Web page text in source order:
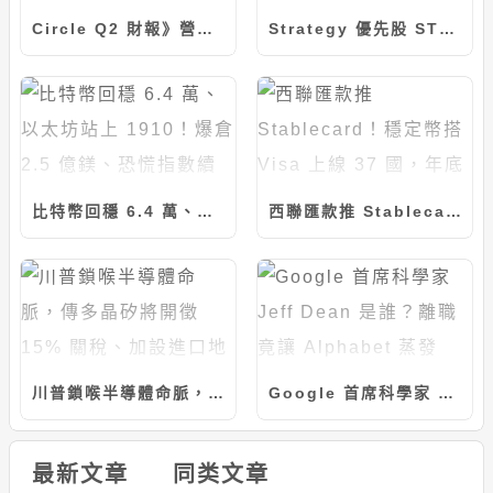
Circle Q2 財報》營收突破 7 億美元！Arc 主網 9 月上線，聯手貝萊德推動 BUIDL 代幣化 Strategy 優先股 STRC 強勢反彈突破 94 美元！Michael Saylor：目標成為全球市值最大公司
比特幣回穩 6.4 萬、以太坊站上 1910！爆倉 2.5 億鎂、恐慌指數續回落 西聯匯款推 Stablecard！穩定幣搭 Visa 上線 37 國，年底衝 60 市場
川普鎖喉半導體命脈，傳多晶矽將開徵 15% 關稅、加設進口地板價 Google 首席科學家 Jeff Dean 是誰？離職竟讓 Alphabet 蒸發 1900 億美元
最新文章 同类文章